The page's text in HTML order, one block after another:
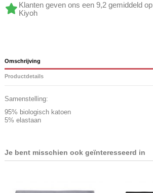
Klanten geven ons een 9,2 gemiddeld op
Kiyoh
Omschrijving
Productdetails
Samenstelling:
95% biologisch katoen
5% elastaan
Je bent misschien ook geïnteresseerd in